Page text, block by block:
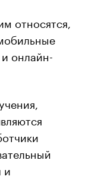
относятся,
онлайн-
и